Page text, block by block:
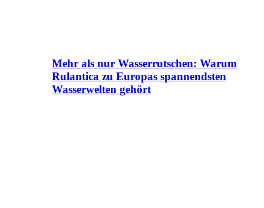
Mehr als nur Wasserrutschen: Warum
Rulantica zu Europas spannendsten
Wasserwelten gehört